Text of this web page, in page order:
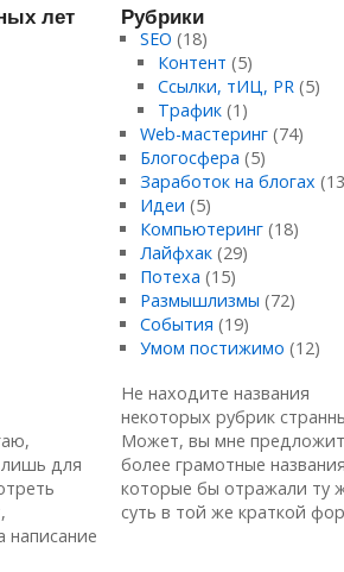
лет
лишь для
написание
Рубрики
SEO (18)
Контент (5)
Ссылки, тИЦ, PR (5)
Трафик (1)
Web-мастеринг(74)
Блогосфера (5)
Заработок на блогах
Идеи (5)
Компьютеринг(18)
Лайфхак(29)
Потеха (15)
Размышлизмы (72)
События (19)
Умом постижимо (12)
Не находите названия
некоторых рубрик
Может, вы мне
более грамотные
которые бы отражали ту
суть в той же краткой